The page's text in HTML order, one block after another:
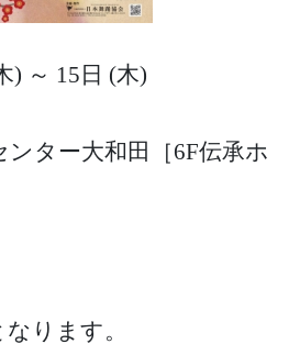
) ～ 15日 (木)
ンター大和田［6F伝承ホ
ります。